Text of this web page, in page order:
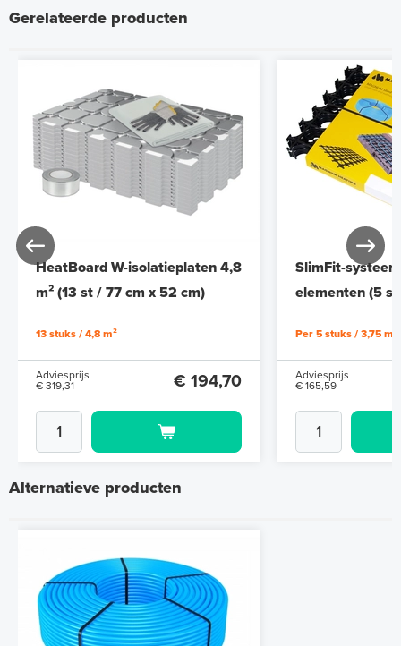
Gerelateerde producten
HeatBoard W-isolatieplaten 4,8
m² (13 st / 77 cm x 52 cm)
13 stuks / 4,8 m²
Adviesprijs
€ 319,31
€ 194,70
SlimFit-
elementen (5
Per 5 stuks / 3,75 m²
Adviesprijs
€ 165,59
Alternatieve producten